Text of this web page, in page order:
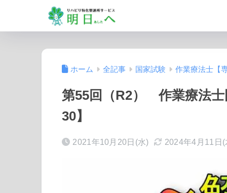
ホーム 全記事 国家試験 作業療法士【
第55回（R2） 作業療法
30】
2021年10月20日(水) 2024年4月11日(